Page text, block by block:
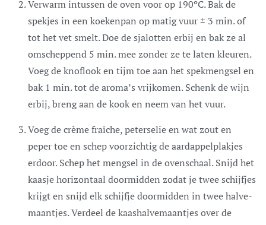
Verwarm intussen de oven voor op 190ºC. Bak de
spekjes in een koekenpan op matig vuur ± 3 min. of
tot het vet smelt. Doe de sjalotten erbij en bak ze al
omscheppend 5 min. mee zonder ze te laten kleuren.
Voeg de knoflook en tijm toe aan het spekmengsel en
bak 1 min. tot de aroma’s vrijkomen. Schenk de wijn
erbij, breng aan de kook en neem van het vuur.
Voeg de crème fraîche, peterselie en wat zout en
peper toe en schep voorzichtig de aardappelplakjes
erdoor. Schep het mengsel in de ovenschaal. Snijd het
kaasje horizontaal doormidden zodat je twee schijfjes
krijgt en snijd elk schijfje doormidden in twee halve-
maantjes. Verdeel de kaashalvemaantjes over de